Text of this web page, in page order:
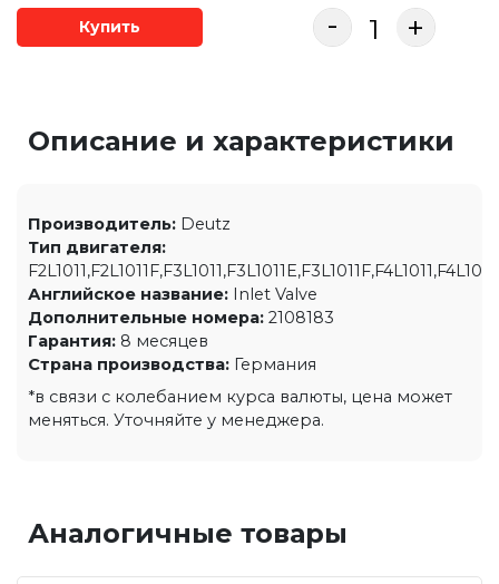
Купить - +
Описание и характеристики
Производитель: Deutz
Тип двигателя:
Английское название: Inlet Valve
Дополнительные номера: 2108183
Гарантия: 8 месяцев
Страна производства: Германия
*в связи с колебанием курса валюты, цена может
меняться. Уточняйте у менеджера.
Аналогичные товары